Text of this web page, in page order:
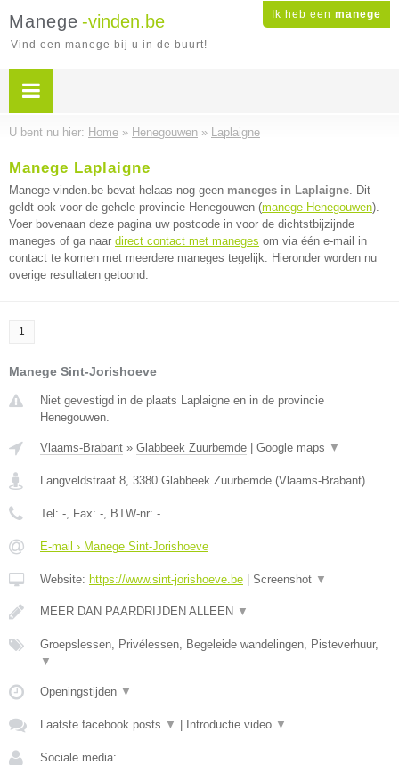
Ik heb een manege
Manege -vinden.be
Vind een manege bij u in de buurt!
U bent nu hier: Home » Henegouwen » Laplaigne
Manege Laplaigne
Manege-vinden.be bevat helaas nog geen maneges in Laplaigne. Dit
geldt ook voor de gehele provincie Henegouwen (manege Henegouwen).
Voer bovenaan deze pagina uw postcode in voor de dichtstbijzijnde
maneges of ga naar direct contact met maneges om via één e-mail in
contact te komen met meerdere maneges tegelijk. Hieronder worden nu
overige resultaten getoond.
1
Manege Sint-Jorishoeve
Niet gevestigd in de plaats Laplaigne en in de provincie
Henegouwen.
Vlaams-Brabant » Glabbeek Zuurbemde Google maps ▼
Langveldstraat 8, 3380 Glabbeek Zuurbemde (Vlaams-Brabant)
Tel: -, Fax: -, BTW-nr: -
E-mail › Manege Sint-Jorishoeve
Website: https://www.sint-jorishoeve.be Screenshot ▼
MEER DAN PAARDRIJDEN ALLEEN ▼
Groepslessen, Privélessen, Begeleide wandelingen, Pisteverhuur,
▼
Openingstijden ▼
Laatste facebook posts ▼ Introductie video ▼
Sociale media: